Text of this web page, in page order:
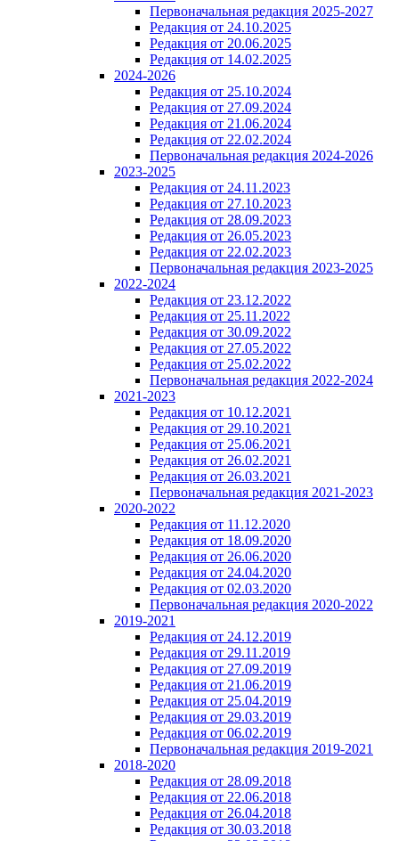
Первоначальная редакция 2025-2027
Редакция от 24.10.2025
Редакция от 20.06.2025
Редакция от 14.02.2025
2024-2026
Редакция от 25.10.2024
Редакция от 27.09.2024
Редакция от 21.06.2024
Редакция от 22.02.2024
Первоначальная редакция 2024-2026
2023-2025
Редакция от 24.11.2023
Редакция от 27.10.2023
Редакция от 28.09.2023
Редакция от 26.05.2023
Редакция от 22.02.2023
Первоначальная редакция 2023-2025
2022-2024
Редакция от 23.12.2022
Редакция от 25.11.2022
Редакция от 30.09.2022
Редакция от 27.05.2022
Редакция от 25.02.2022
Первоначальная редакция 2022-2024
2021-2023
Редакция от 10.12.2021
Редакция от 29.10.2021
Редакция от 25.06.2021
Редакция от 26.02.2021
Редакция от 26.03.2021
Первоначальная редакция 2021-2023
2020-2022
Редакция от 11.12.2020
Редакция от 18.09.2020
Редакция от 26.06.2020
Редакция от 24.04.2020
Редакция от 02.03.2020
Первоначальная редакция 2020-2022
2019-2021
Редакция от 24.12.2019
Редакция от 29.11.2019
Редакция от 27.09.2019
Редакция от 21.06.2019
Редакция от 25.04.2019
Редакция от 29.03.2019
Редакция от 06.02.2019
Первоначальная редакция 2019-2021
2018-2020
Редакция от 28.09.2018
Редакция от 22.06.2018
Редакция от 26.04.2018
Редакция от 30.03.2018